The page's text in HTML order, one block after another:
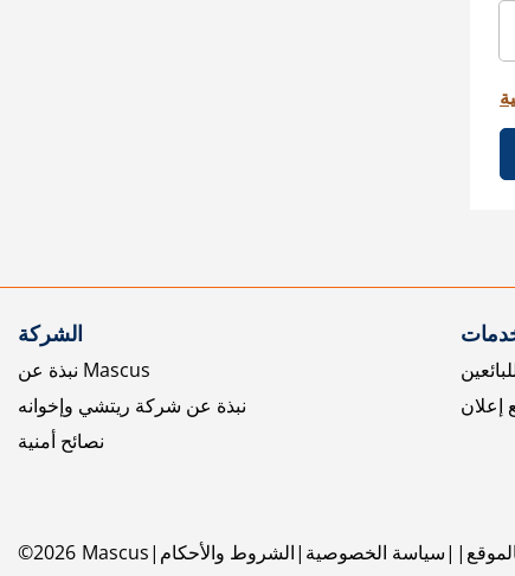
الشركة
نبذة عن Mascus
نبذة عن شركة ريتشي وإخوانه
نصائح أمنية
إعلان
©2026 Mascus الشروط والأحكام سياسة الخصوصية